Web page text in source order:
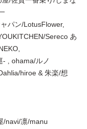
パン/LotusFlower,
Sereco あ
- , ohama/ルノ
hiroe & 朱楽/想
/navi/凛/manu